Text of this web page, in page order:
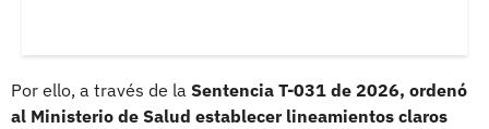
Por ello, a través de la Sentencia T-031 de 2026, ordenó
al Ministerio de Salud establecer lineamientos claros